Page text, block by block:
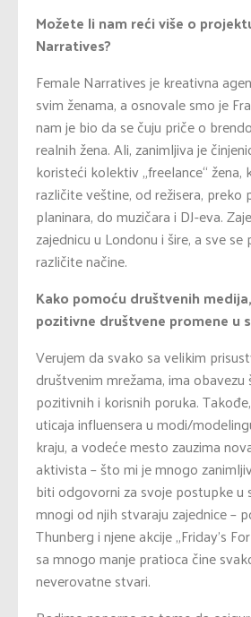
Možete li nam reći više o
Narratives?
Female Narratives je kreativna
svim ženama, a osnovale smo je
nam je bio da se čuju priče o
realnih žena. Ali, zanimljiva je
koristeći kolektiv „freelance“ žena,
različite veštine, od režisera, preko
planinara, do muzičara i DJ-eva.
zajednicu u Londonu i šire, a sve
različite načine.
Kako pomoću društvenih
pozitivne društvene promene u
Verujem da svako sa velikim
društvenim mrežama, ima
pozitivnih i korisnih poruka.
uticaja influensera u modi/
kraju, a vodeće mesto zauzima
aktivista – što mi je mnogo
biti odgovorni za svoje postupke u
mnogi od njih stvaraju zajednice –
Thunberg i njene akcije „Friday’s
sa mnogo manje pratioca čine
neverovatne stvari.